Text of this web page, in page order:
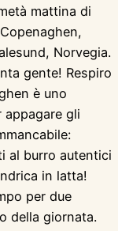
mattina di
Norvegia.
gente! Respiro
è uno
gli
al burro autentici
in latta!
per due
della giornata.